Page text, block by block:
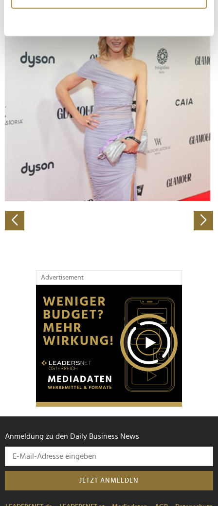
erfassen, welche bis auf einige Meter genau sein
bestimmten Merkmalen (Fingerprinting) identifizieren
Erfahren Sie mehr darüber, wie Ihre persönlichen Daten
verarbeitet werden, und legen Sie Ihre Präferenzen im
Abschnitt Einzelheitenfest.
Wir verwenden Cookies, um Inhalte und Anzeigen zu
personalisieren, Funktionen für soziale Medien anbieten
zu können und die Zugriffe auf unsere Website zu
analysieren. Außerdem geben wir Informationen zu Ihrer
Verwendung unserer Website an unsere Partner für
soziale Medien, Werbung und Analysen weiter. Unsere
Partner führen diese Informationen möglicherweise mit
weiteren Daten zusammen, die Sie ihnen bereitgestellt
haben oder die sie im Rahmen Ihrer Nutzung der Dienste
gesammelt haben.
Advertisement
Anmeldung zu den Daily Business News
JETZT ANMELDEN